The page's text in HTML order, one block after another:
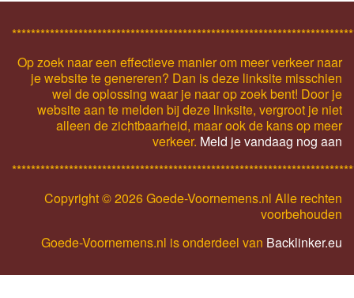
Op zoek naar een effectieve manier om meer verkeer naar
je website te genereren? Dan is deze linksite misschien
wel de oplossing waar je naar op zoek bent! Door je
website aan te melden bij deze linksite, vergroot je niet
alleen de zichtbaarheid, maar ook de kans op meer
verkeer. Meld je vandaag nog aan
Copyright ©2026 Goede-Voornemens.nl Alle rechten
voorbehouden
Goede-Voornemens.nl is onderdeel van Backlinker.eu